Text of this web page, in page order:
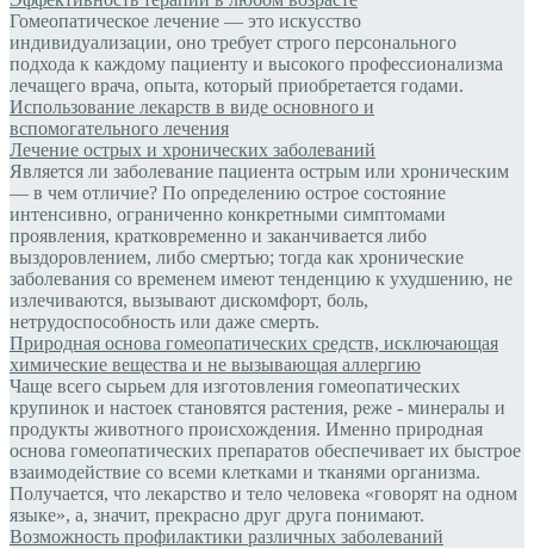
Гомеопатическое лечение — это искусство
индивидуализации, оно требует строго персонального
подхода к каждому пациенту и высокого профессионализма
лечащего врача, опыта, который приобретается годами.
Использование лекарств в виде основного и
вспомогательного лечения
Лечение острых и хронических заболеваний
Является ли заболевание пациента острым или хроническим
— в чем отличие? По определению острое состояние
интенсивно, ограниченно конкретными симптомами
проявления, кратковременно и заканчивается либо
выздоровлением, либо смертью; тогда как хронические
заболевания со временем имеют тенденцию к ухудшению, не
излечиваются, вызывают дискомфорт, боль,
нетрудоспособность или даже смерть.
Природная основа гомеопатических средств, исключающая
химические вещества и не вызывающая аллергию
Чаще всего сырьем для изготовления гомеопатических
крупинок и настоек становятся растения, реже - минералы и
продукты животного происхождения. Именно природная
основа гомеопатических препаратов обеспечивает их быстрое
взаимодействие со всеми клетками и тканями организма.
Получается, что лекарство и тело человека «говорят на одном
языке», а, значит, прекрасно друг друга понимают.
Возможность профилактики различных заболеваний